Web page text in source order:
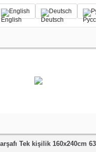
English Deutsch
Tek kişilik 160x240cm